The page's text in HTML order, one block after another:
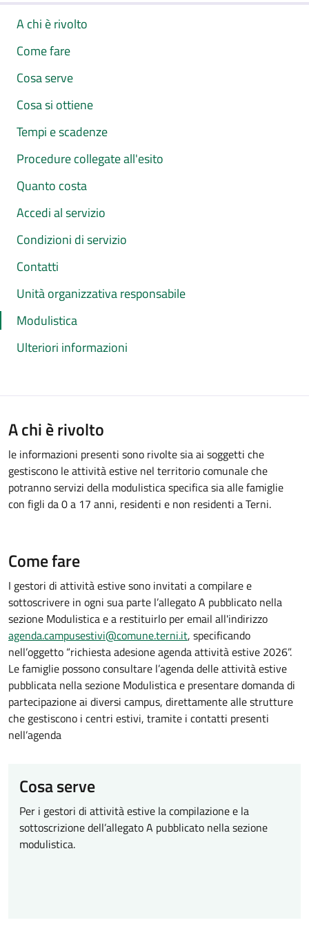
A chi è rivolto
Come fare
Cosa serve
Cosa si ottiene
Tempi e scadenze
Procedure collegate all'esito
Quanto costa
Accedi al servizio
Condizioni di servizio
Contatti
Unità organizzativa responsabile
Modulistica
Ulteriori informazioni
A chi è rivolto
le informazioni presenti sono rivolte sia ai soggetti che
gestiscono le attività estive nel territorio comunale che
potranno servizi della modulistica specifica sia alle famiglie
con figli da 0 a 17 anni, residenti e non residenti a Terni.
Come fare
I gestori di attività estive sono invitati a compilare e
sottoscrivere in ogni sua parte l’allegato A pubblicato nella
sezione Modulistica e a restituirlo per email all'indirizzo
agenda.campusestivi@comune.terni.it, specificando
nell’oggetto “richiesta adesione agenda attività estive 2026”.
Le famiglie possono consultare l’agenda delle attività estive
pubblicata nella sezione Modulistica e presentare domanda di
partecipazione ai diversi campus, direttamente alle strutture
che gestiscono i centri estivi, tramite i contatti presenti
nell’agenda
Cosa serve
Per i gestori di attività estive la compilazione e la
sottoscrizione dell’allegato A pubblicato nella sezione
modulistica.